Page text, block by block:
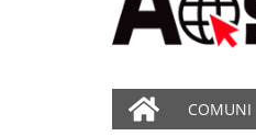
COMUNI